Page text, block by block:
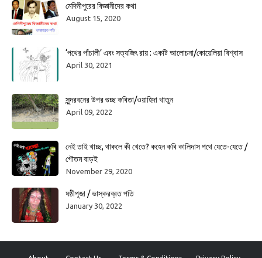
মেদিনীপুরের বিজ্ঞানীদের কথা
August 15, 2020
‘পথের পাঁচালী’ এবং সত্যজিৎ রায় : একটি আলোচনা/কোয়েলিয়া বিশ্বাস
April 30, 2021
সুন্দরবনের উপর গুচ্ছ কবিতা/ওয়াহিদা খাতুন
April 09, 2022
নেই তাই খাচ্ছ, থাকলে কী খেতে? কহেন কবি কালিদাস পথে যেতে-যেতে /
গৌতম বাড়ই
November 29, 2020
ষষ্ঠীপূজা / ভাস্করব্রত পতি
January 30, 2022